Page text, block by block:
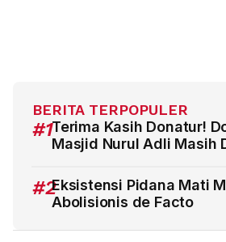
BERITA TERPOPULER
#1Terima Kasih Donatur!
Masjid Nurul Adli Masih
#2Eksistensi Pidana Mati
Abolisionis de Facto